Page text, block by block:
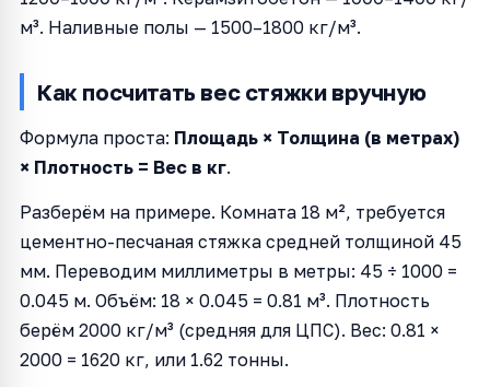
м³. Наливные полы — 1500–1800 кг/м³.
Как посчитать вес стяжки вручную
Формула проста: Площадь × Толщина (в метрах)
× Плотность = Вес в кг.
Разберём на примере. Комната 18 м², требуется
цементно-песчаная стяжка средней толщиной 45
мм. Переводим миллиметры в метры: 45 ÷ 1000 =
0.045 м. Объём: 18 × 0.045 = 0.81 м³. Плотность
берём 2000 кг/м³ (средняя для ЦПС). Вес: 0.81 ×
2000 = 1620 кг, или 1.62 тонны.